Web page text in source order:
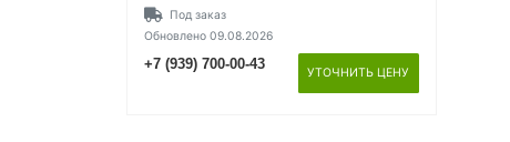
Под заказ
Обновлено 09.08.2026
+7 (939) 700-00-43
УТОЧНИТЬ ЦЕНУ